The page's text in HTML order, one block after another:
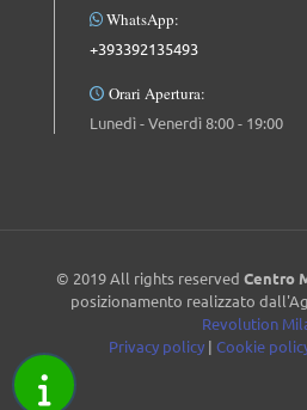
WhatsApp:
+393392135493
Orari Apertura:
Lunedì - Venerdì 8:00 - 19:00
© 2019 All rights reserved Centro
posizionamento realizzato
Revolution
Privacy policy| Cookie